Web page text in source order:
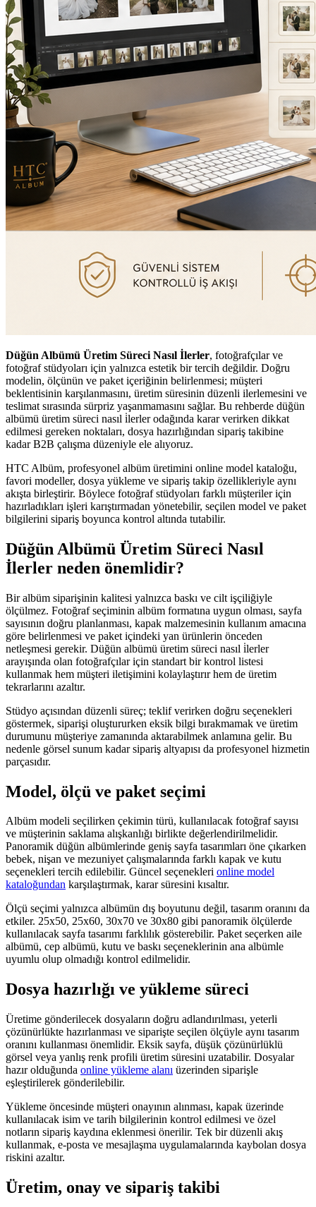
Düğün Albümü Üretim Süreci Nasıl İlerler, fotoğrafçılar ve
fotoğraf stüdyoları için yalnızca estetik bir tercih değildir. Doğru
modelin, ölçünün ve paket içeriğinin belirlenmesi; müşteri
beklentisinin karşılanmasını, üretim süresinin düzenli ilerlemesini ve
teslimat sırasında sürpriz yaşanmamasını sağlar. Bu rehberde düğün
albümü üretim süreci nasıl i̇lerler odağında karar verirken dikkat
edilmesi gereken noktaları, dosya hazırlığından sipariş takibine
kadar B2B çalışma düzeniyle ele alıyoruz.
HTC Albüm, profesyonel albüm üretimini online model kataloğu,
favori modeller, dosya yükleme ve sipariş takip özellikleriyle aynı
akışta birleştirir. Böylece fotoğraf stüdyoları farklı müşteriler için
hazırladıkları işleri karıştırmadan yönetebilir, seçilen model ve paket
bilgilerini sipariş boyunca kontrol altında tutabilir.
Düğün Albümü Üretim Süreci Nasıl
İlerler neden önemlidir?
Bir albüm siparişinin kalitesi yalnızca baskı ve cilt işçiliğiyle
ölçülmez. Fotoğraf seçiminin albüm formatına uygun olması, sayfa
sayısının doğru planlanması, kapak malzemesinin kullanım amacına
göre belirlenmesi ve paket içindeki yan ürünlerin önceden
netleşmesi gerekir. Düğün albümü üretim süreci nasıl i̇lerler
arayışında olan fotoğrafçılar için standart bir kontrol listesi
kullanmak hem müşteri iletişimini kolaylaştırır hem de üretim
tekrarlarını azaltır.
Stüdyo açısından düzenli süreç; teklif verirken doğru seçenekleri
göstermek, siparişi oluştururken eksik bilgi bırakmamak ve üretim
durumunu müşteriye zamanında aktarabilmek anlamına gelir. Bu
nedenle görsel sunum kadar sipariş altyapısı da profesyonel hizmetin
parçasıdır.
Model, ölçü ve paket seçimi
Albüm modeli seçilirken çekimin türü, kullanılacak fotoğraf sayısı
ve müşterinin saklama alışkanlığı birlikte değerlendirilmelidir.
Panoramik düğün albümlerinde geniş sayfa tasarımları öne çıkarken
bebek, nişan ve mezuniyet çalışmalarında farklı kapak ve kutu
seçenekleri tercih edilebilir. Güncel seçenekleri online model
kataloğundan karşılaştırmak, karar süresini kısaltır.
Ölçü seçimi yalnızca albümün dış boyutunu değil, tasarım oranını da
etkiler. 25x50, 25x60, 30x70 ve 30x80 gibi panoramik ölçülerde
kullanılacak sayfa tasarımı farklılık gösterebilir. Paket seçerken aile
albümü, cep albümü, kutu ve baskı seçeneklerinin ana albümle
uyumlu olup olmadığı kontrol edilmelidir.
Dosya hazırlığı ve yükleme süreci
Üretime gönderilecek dosyaların doğru adlandırılması, yeterli
çözünürlükte hazırlanması ve siparişte seçilen ölçüyle aynı tasarım
oranını kullanması önemlidir. Eksik sayfa, düşük çözünürlüklü
görsel veya yanlış renk profili üretim süresini uzatabilir. Dosyalar
hazır olduğunda online yükleme alanı üzerinden siparişle
eşleştirilerek gönderilebilir.
Yükleme öncesinde müşteri onayının alınması, kapak üzerinde
kullanılacak isim ve tarih bilgilerinin kontrol edilmesi ve özel
notların sipariş kaydına eklenmesi önerilir. Tek bir düzenli akış
kullanmak, e-posta ve mesajlaşma uygulamalarında kaybolan dosya
riskini azaltır.
Üretim, onay ve sipariş takibi